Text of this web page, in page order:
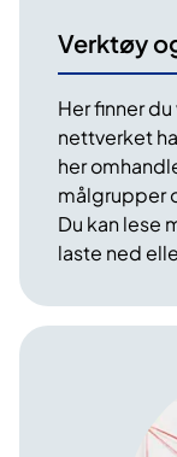
Verktøy
Her finner
nettverket
her
målgrupper
Du kan lese
laste ned